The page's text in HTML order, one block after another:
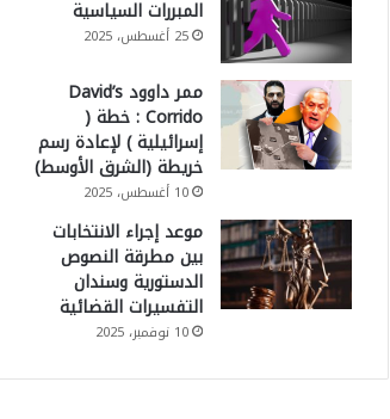
المبررات السياسية
25 أغسطس، 2025
ممر داوود David’s
Corrido : خطة (
إسرائيلية ) لإعادة رسم
خريطة (الشرق الأوسط)
10 أغسطس، 2025
موعد إجراء الانتخابات
بين مطرقة النصوص
الدستورية وسندان
التفسيرات القضائية
10 نوفمبر، 2025